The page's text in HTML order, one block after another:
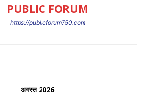
PUBLIC FORUM
https://publicforum750.com
अगस्त 2026